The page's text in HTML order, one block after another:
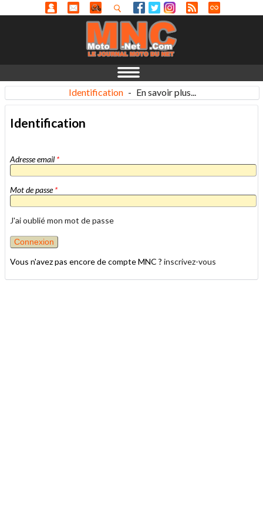
Identification - En savoir plus...
Identification
Adresse email *
Mot de passe*
J'ai oublié mon mot de passe
Vous n'avez pas encore de compte MNC ? inscrivez-vous